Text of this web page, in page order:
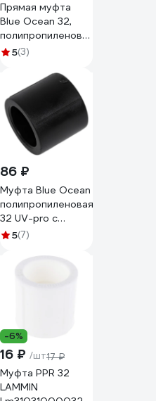
Прямая муфта
Blue Ocean 32,
полипропиленовая,
зеленая PPRF/C G
5(3)
86 ₽
Муфта Blue Ocean
полипропиленовая
32 UV-pro с
защитой от
черная PPRF/C-
5(7)
-6%
16 ₽ /шт17 ₽
Муфта PPR 32
LAMMIN